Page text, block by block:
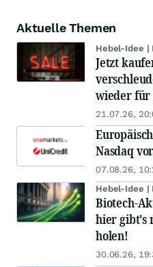
Aktuelle Themen
Hebel-Idee |
Jetzt
wieder für
21.07.26,
Nasdaq
07.08.26,
Hebel-Idee |
Biotech-
hier gibt's
holen!
30.06.26,